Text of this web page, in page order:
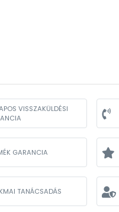
VISSZAKÜLDÉSI
GARANCIA
TANÁCSADÁS